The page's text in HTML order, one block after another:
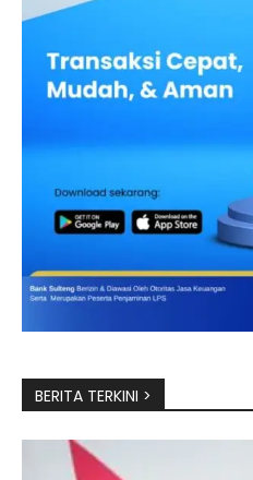
BERITA TERKINI >